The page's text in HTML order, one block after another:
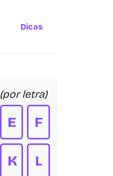
Dicas
(por letra)
E F
K L